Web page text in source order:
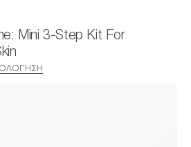
Mini 3-Step Kit For